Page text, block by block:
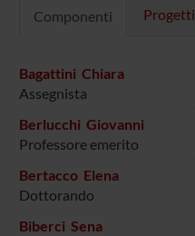
Componenti Progetti
Bagattini Chiara
Assegnista
Berlucchi Giovanni
Professore emerito
Bertacco Elena
Dottorando
Biberci Sena